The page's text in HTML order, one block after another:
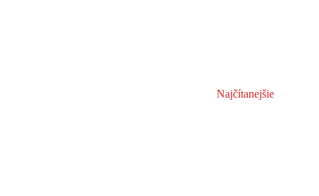
Najčítanejšie